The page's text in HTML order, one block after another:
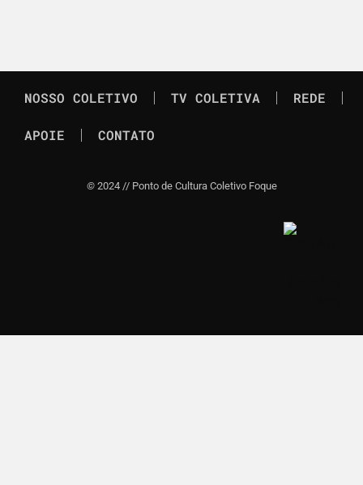
NOSSO COLETIVO TV COLETIVA REDE
APOIE CONTATO
© 2024 // Ponto de Cultura Coletivo Foque